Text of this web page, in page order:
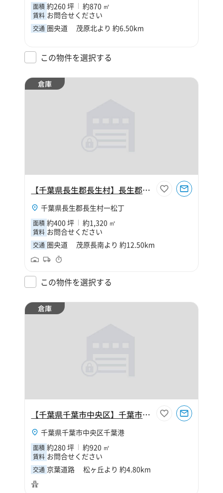
面積 約260 坪 約870 ㎡
賃料 お問合せください
交通 圏央道 茂原北より 約6.50km
この物件を選択する
倉庫
【千葉県長生郡長生村】長生郡長生村一松丁400坪倉庫
千葉県長生郡長生村一松丁
面積 約400 坪 約1,320 ㎡
賃料 お問合せください
交通 圏央道 茂原長南より 約12.50km
この物件を選択する
倉庫
【千葉県千葉市中央区】千葉市中央区千葉港2丁目280坪倉庫
千葉県千葉市中央区千葉港
面積 約280 坪 約920 ㎡
賃料 お問合せください
交通 京葉道路 松ヶ丘より 約4.80km